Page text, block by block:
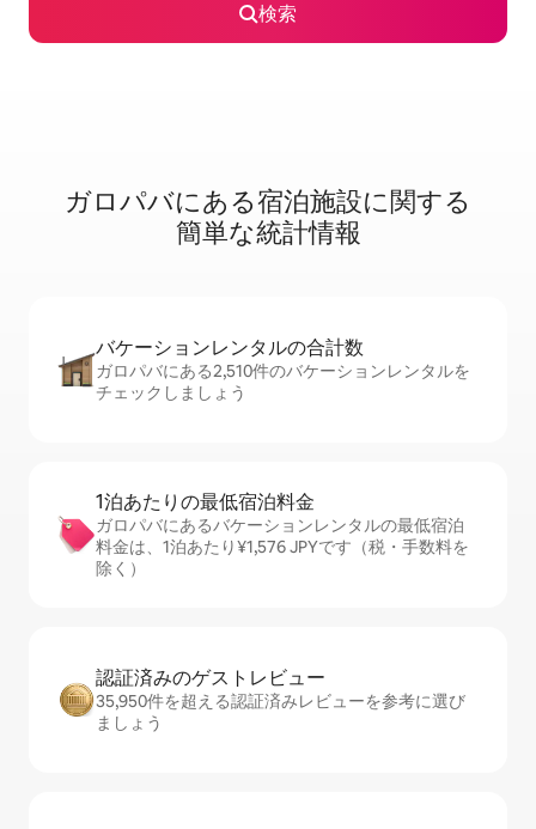
検索
ガロパバに⁠あ⁠る宿⁠泊⁠施⁠設⁠に関⁠す⁠る
簡⁠単⁠な統⁠計⁠情⁠報
バケーションレ⁠ン⁠タ⁠ル⁠の合⁠計⁠数
ガロパバにある2,510件のバケーションレンタルを
チェックしましょう
1泊あたりの最⁠低⁠宿⁠泊⁠料⁠金
ガロパバにあるバケーションレンタルの最低宿泊
料金は、1泊あたり¥1,576 JPYです（税・手数料を
除く）
認証済みのゲ⁠ス⁠ト⁠レ⁠ビ⁠ュ⁠ー
35,950件を超える認証済みレビューを参考に選び
ましょう